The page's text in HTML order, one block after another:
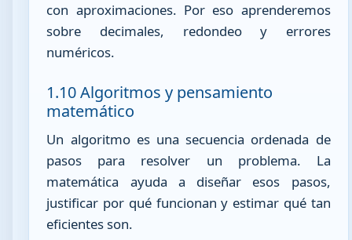
con aproximaciones. Por eso aprenderemos
sobre decimales, redondeo y errores
numéricos.
1.10 Algoritmos y pensamiento
matemático
Un algoritmo es una secuencia ordenada de
pasos para resolver un problema. La
matemática ayuda a diseñar esos pasos,
justificar por qué funcionan y estimar qué tan
eficientes son.